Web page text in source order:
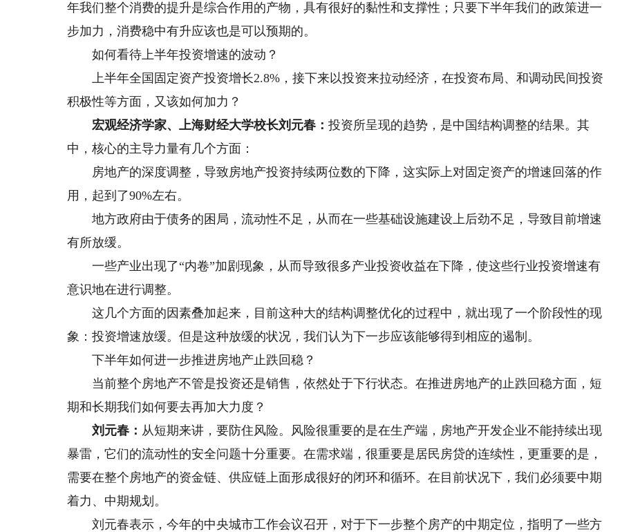
年我们整个消费的提升是综合作用的产物，具有很好的黏性和支撑性；只要下半年我们的政策进一
步加力，消费稳中有升应该也是可以预期的。
如何看待上半年投资增速的波动？
上半年全国固定资产投资增长2.8%，接下来以投资来拉动经济，在投资布局、和调动民间投资
积极性等方面，又该如何加力？
宏观经济学家、上海财经大学校长刘元春：投资所呈现的趋势，是中国结构调整的结果。其
中，核心的主导力量有几个方面：
房地产的深度调整，导致房地产投资持续两位数的下降，这实际上对固定资产的增速回落的作
用，起到了90%左右。
地方政府由于债务的困局，流动性不足，从而在一些基础设施建设上后劲不足，导致目前增速
有所放缓。
一些产业出现了“内卷”加剧现象，从而导致很多产业投资收益在下降，使这些行业投资增速有
意识地在进行调整。
这几个方面的因素叠加起来，目前这种大的结构调整优化的过程中，就出现了一个阶段性的现
象：投资增速放缓。但是这种放缓的状况，我们认为下一步应该能够得到相应的遏制。
下半年如何进一步推进房地产止跌回稳？
当前整个房地产不管是投资还是销售，依然处于下行状态。在推进房地产的止跌回稳方面，短
期和长期我们如何要去再加大力度？
刘元春： 从短期来讲，要防住风险。风险很重要的是在生产端，房地产开发企业不能持续出现
暴雷，它们的流动性的安全问题十分重要。在需求端，很重要是居民房贷的连续性，更重要的是，
需要在整个房地产的资金链、供应链上面形成很好的闭环和循环。在目前状况下，我们必须要中期
着力、中期规划。
刘元春表示，今年的中央城市工作会议召开，对于下一步整个房产的中期定位，指明了一些方